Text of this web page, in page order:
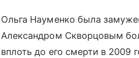
Ольга Науменко была
Александром Скворцовым
вплоть до его смерти в 2009